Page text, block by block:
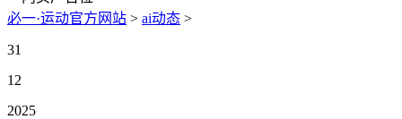
必一·运动官方网站 > ai动态 >
31
12
2025